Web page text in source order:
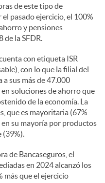
de este tipo de
pasado ejercicio, el 100%
y pensiones
de la SFDR.
con etiqueta ISR
con lo que la filial del
sus más de 47.000
soluciones de ahorro que
de la economía. La
que es mayoritaria (67%
su mayoría por productos
(39%).
de Bancaseguros, el
en 2024 alcanzó los
más que el ejercicio